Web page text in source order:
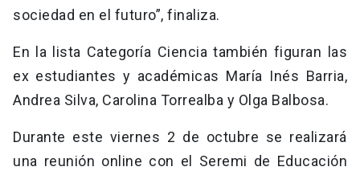
sociedad en el futuro”, finaliza.
En la lista Categoría Ciencia también figuran las
ex estudiantes y académicas María Inés Barria,
Andrea Silva, Carolina Torrealba y Olga Balbosa.
Durante este viernes 2 de octubre se realizará
una reunión online con el Seremi de Educación